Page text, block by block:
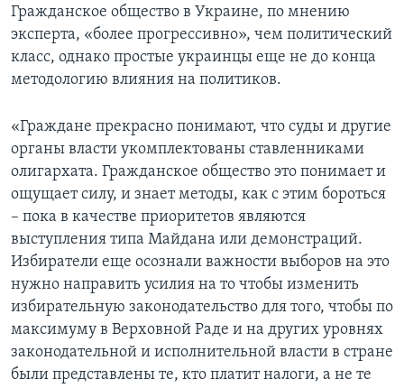
Гражданское общество в Украине, по мнению
эксперта, «более прогрессивно», чем политический
класс, однако простые украинцы еще не до конца
методологию влияния на политиков.
«Граждане прекрасно понимают, что суды и другие
органы власти укомплектованы ставленниками
олигархата. Гражданское общество это понимает и
ощущает силу, и знает методы, как с этим бороться
– пока в качестве приоритетов являются
выступления типа Майдана или демонстраций.
Избиратели еще осознали важности выборов на это
нужно направить усилия на то чтобы изменить
избирательную законодательство для того, чтобы по
максимуму в Верховной Раде и на других уровнях
законодательной и исполнительной власти в стране
были представлены те, кто платит налоги, а не те